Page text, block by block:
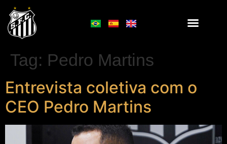
Tag: Pedro Martins
Entrevista coletiva com o
CEO Pedro Martins